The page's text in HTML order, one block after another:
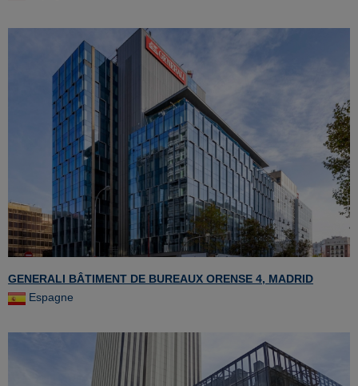
GENERALI BÂTIMENT DE BUREAUX ORENSE 4, MADRID
Espagne